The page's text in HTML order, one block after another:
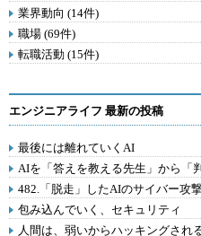
業界動向 (14件)
職場 (69件)
転職活動 (15件)
エンジニアライフ 最新の投稿
最後には離れていくAI
AIを「答えを教える先生」から「
482.「脱走」したAIのサイバー攻
包み込んでいく、セキュリティ
人間は、弱いからハッキングされ